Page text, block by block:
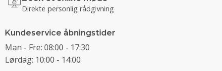
Direkte personlig rådgivning
Kundeservice åbningstider
Man - Fre: 08:00 - 17:30
Lørdag: 10:00 - 14:00